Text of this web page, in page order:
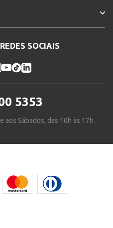
SOCIAIS
5353
aos Sábados, das 10h às 17h